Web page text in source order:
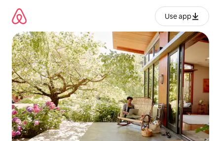
contenido
Use app